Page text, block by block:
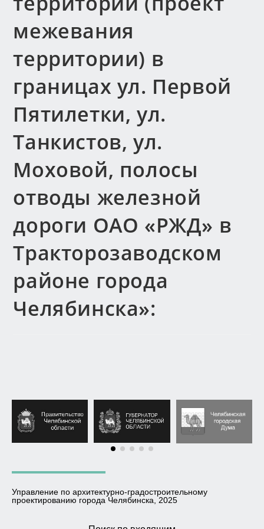
межевания
территории) в
границах ул. Первой
Пятилетки, ул.
Танкистов, ул.
Моховой, полосы
отводы железной
дороги ОАО «РЖД» в
Тракторозаводском
районе города
Челябинска»:
Управление по архитектурно-градостроительному
проектированию города Челябинска, 2025